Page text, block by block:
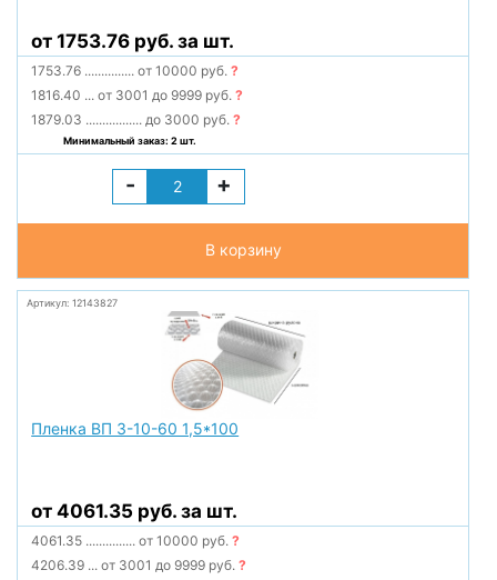
от 1753.76 руб. за шт.
1753.76 ............... от 10000 руб.?
1816.40 ... от 3001 до 9999 руб.?
1879.03 ................. до 3000 руб.?
Минимальный заказ: 2 шт.
- +
В корзину
Артикул: 12143827
Пленка ВП 3-10-60 1,5*100
от 4061.35 руб. за шт.
4061.35 ............... от 10000 руб.?
4206.39 ... от 3001 до 9999 руб.?